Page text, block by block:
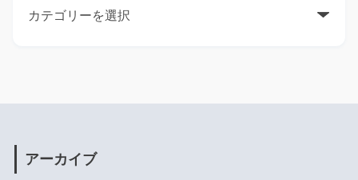
アーカイブ